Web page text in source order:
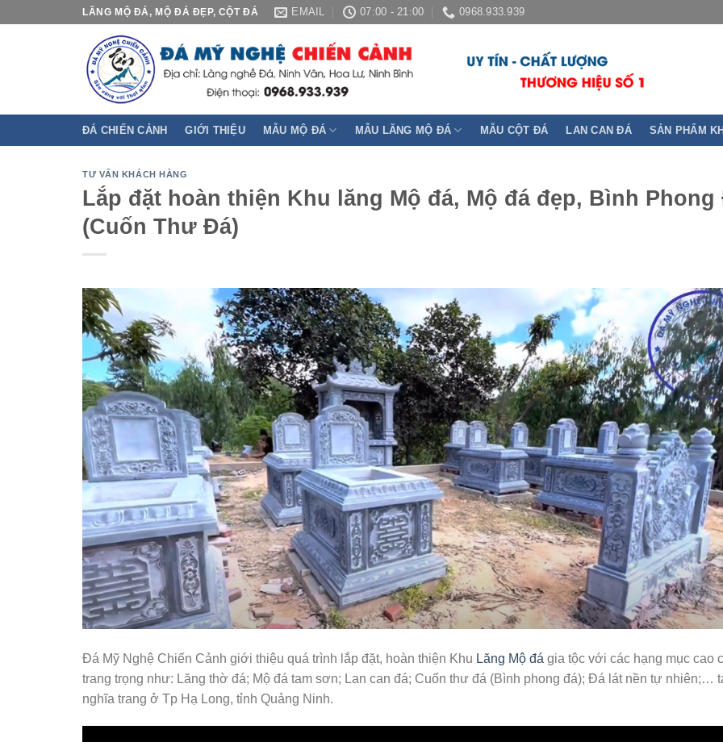
LĂNG MỘ ĐÁ, MỘ ĐÁ ĐẸP, CỘT ĐÁ EMAIL 07:00 - 21:00 0968.933.939
ĐÁ CHIẾN CẢNH GIỚI THIỆU MẪU MỘ ĐÁ MẪU LĂNG MỘ ĐÁ MẪU CỘT ĐÁ LAN CAN ĐÁ SẢN PHẨM
TƯ VẤN KHÁCH HÀNG
Lắp đặt hoàn thiện Khu lăng Mộ đá, Mộ đá đẹp, Bình Phong
(Cuốn Thư Đá)
Đá Mỹ Nghệ Chiến Cảnh giới thiệu quá trình lắp đặt, hoàn thiện Khu Lăng Mộ đá gia tộc với các hạng mục cao
trang trọng như: Lăng thờ đá; Mộ đá tam sơn; Lan can đá; Cuốn thư đá (Bình phong đá); Đá lát nền tự nhiên;…
nghĩa trang ở Tp Hạ Long, tỉnh Quảng Ninh.